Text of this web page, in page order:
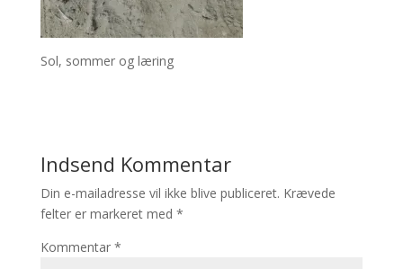
Sol, sommer og læring
Indsend Kommentar
Din e-mailadresse vil ikke blive publiceret. Krævede
felter er markeret med *
Kommentar *